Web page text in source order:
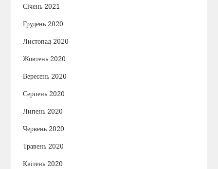
Січень 2021
Грудень 2020
Листопад 2020
Жовтень 2020
Вересень 2020
Серпень 2020
Липень 2020
Червень 2020
Травень 2020
Квітень 2020